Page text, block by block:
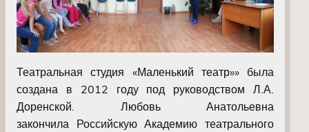
Театральная студия «Маленький театр»» была
создана в 2012 году под руководством Л.А.
Доренской. Любовь Анатольевна
закончила Российскую Академию театрального